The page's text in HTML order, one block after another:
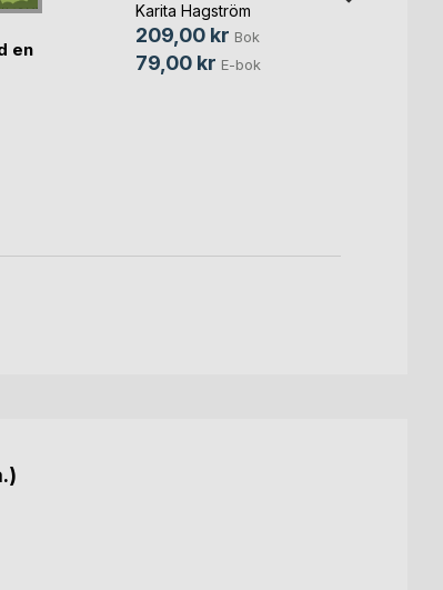
en
Karita Hagström
209,00 kr Bok
79,00 kr E-bok